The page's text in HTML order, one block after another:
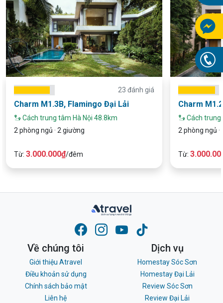
23 đánh giá
Charm M1.3B, Flamingo Đại Lải
Cách trung tâm Hà Nội 48.8km
2 phòng ngủ · 2 giường
Từ: 3.000.000₫/đêm
Charm
Cách trung
2 phòng ngủ ·
Từ:
Về chúng tôi
Giới thiệu Atravel
Điều khoản sử dụng
Chính sách bảo mật
Liên hệ
Dịch vụ
Homestay Sóc Sơn
Homestay Đại Lải
Review Sóc Sơn
Review Đại Lải